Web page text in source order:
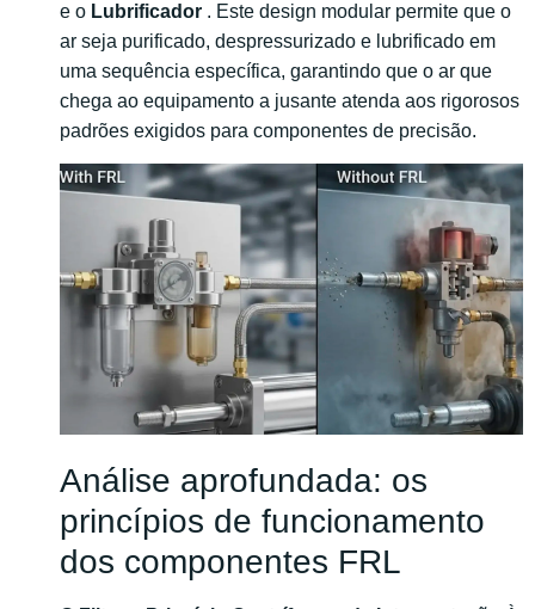
e o Lubrificador . Este design modular permite que o
ar seja purificado, despressurizado e lubrificado em
uma sequência específica, garantindo que o ar que
chega ao equipamento a jusante atenda aos rigorosos
padrões exigidos para componentes de precisão.
Análise aprofundada: os
princípios de funcionamento
dos componentes FRL